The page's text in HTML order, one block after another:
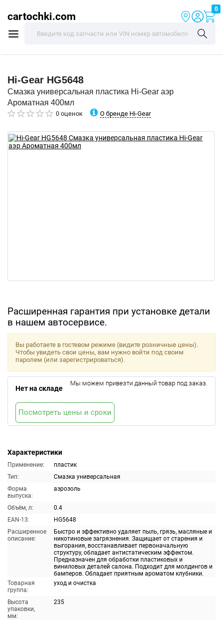
cartochki.com
0
Hi-Gear HG5648
Смазка универсальная пластика Hi-Gear аэр
Ароматная 400мл
0 оценок О бренде Hi-Gear
Расширенная гарантия при установке детали
в нашем автосервисе.
Характеристики
Применение:
пластик
Тип:
Смазка универсальная
Форма
выпуска:
аэрозоль
Объём, л:
0.4
EAN-13:
HG5648
Расширенное
описание:
Быстро и эффективно удаляет пыль, грязь, масляные и
никотиновые загрязнения. Защищает от старения и
выгорания, восстанавливает первоначальную
структуру, обладает антистатическим эффектом.
Предназначен для обработки пластиковых и
виниловых деталей салона. Подходит для молдингов и
бамперов. Обладает приятным ароматом клубники.
Товарная
группа:
уход и очистка
Высота
упаковки,
мм:
235
Вы работаете в гостевом режиме (видите розничные цены).
Чтобы увидеть свои цены, вам нужно войти под своим
паролем (или зарегистрироваться).
Нет на складе
Мы можем привезти данный товар под заказ.
Посмотреть цены и сроки